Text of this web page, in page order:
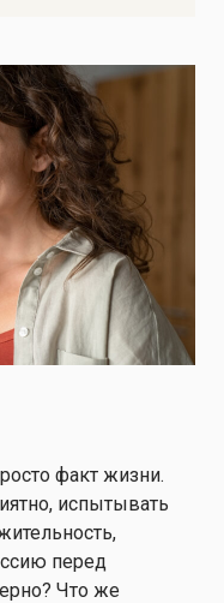
факт жизни.
испытывать
перед
Что же